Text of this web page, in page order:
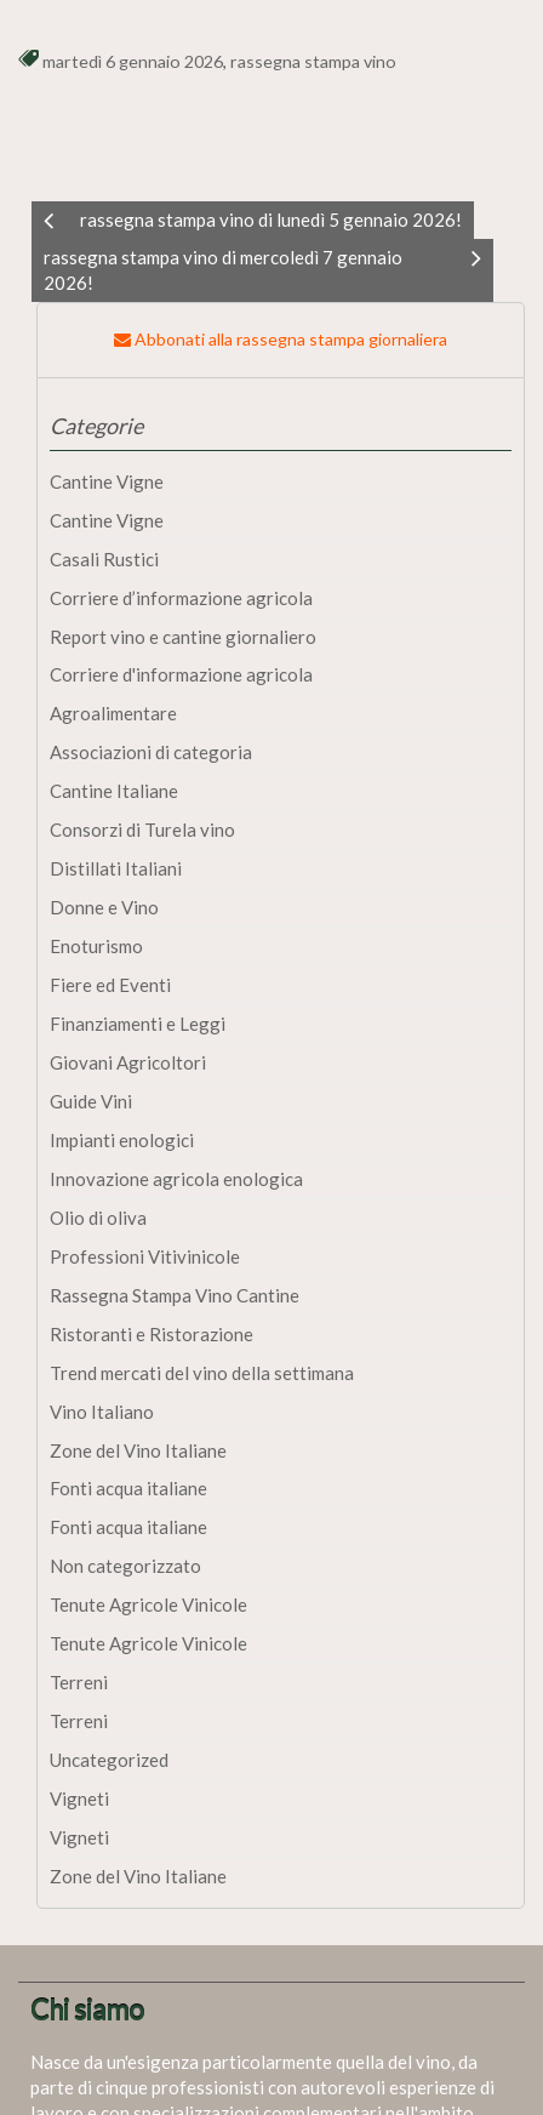
martedì 6 gennaio 2026, rassegna stampa vino
rassegna stampa vino di lunedì 5 gennaio 2026!
rassegna stampa vino di mercoledì 7 gennaio
2026!
Abbonati alla rassegna stampa giornaliera
Categorie
Cantine Vigne
Cantine Vigne
Casali Rustici
Corriere d’informazione agricola
Report vino e cantine giornaliero
Corriere d'informazione agricola
Agroalimentare
Associazioni di categoria
Cantine Italiane
Consorzi di Turela vino
Distillati Italiani
Donne e Vino
Enoturismo
Fiere ed Eventi
Finanziamenti e Leggi
Giovani Agricoltori
Guide Vini
Impianti enologici
Innovazione agricola enologica
Olio di oliva
Professioni Vitivinicole
Rassegna Stampa Vino Cantine
Ristoranti e Ristorazione
Trend mercati del vino della settimana
Vino Italiano
Zone del Vino Italiane
Fonti acqua italiane
Fonti acqua italiane
Non categorizzato
Tenute Agricole Vinicole
Tenute Agricole Vinicole
Terreni
Terreni
Uncategorized
Vigneti
Vigneti
Zone del Vino Italiane
Chi siamo
Nasce da un'esigenza particolarmente quella del vino, da
parte di cinque professionisti con autorevoli esperienze di